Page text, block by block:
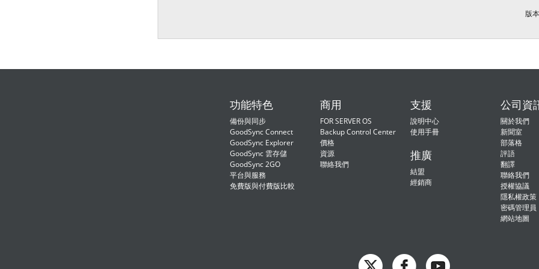
版
功能特色
備份與同步
GoodSync Connect
GoodSync Explorer
GoodSync 雲存儲
GoodSync 2GO
平台與服務
免費版與付費版比較
商用
FOR SERVER OS
Backup Control Center
價格
資源
聯絡我們
支援
說明中心
使用手冊
推廣
結盟
經銷商
公司資
關於我們
新聞室
部落格
評語
翻譯
聯絡我們
授權協議
隱私權政策
密碼管理員
網站地圖